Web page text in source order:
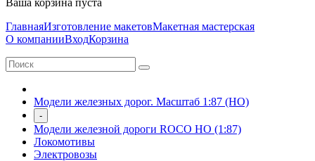
Ваша корзина пуста
ГлавнаяИзготовление макетовМакетная мастерская
О компанииВходКорзина
Модели железных дорог. Масштаб 1:87 (HO)
-
Модели железной дороги ROCO HO (1:87)
Локомотивы
Электровозы